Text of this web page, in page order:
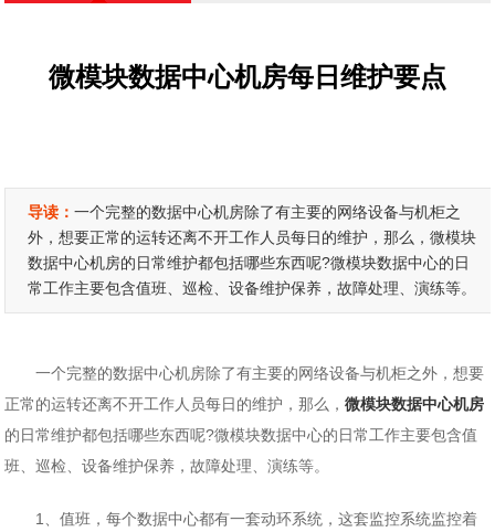
微模块数据中心机房每日维护要点
导读：一个完整的数据中心机房除了有主要的网络设备与机柜之
外，想要正常的运转还离不开工作人员每日的维护，那么，微模块
数据中心机房的日常维护都包括哪些东西呢?微模块数据中心的日
常工作主要包含值班、巡检、设备维护保养，故障处理、演练等。
一个完整的数据中心机房除了有主要的网络设备与机柜之外，想要
正常的运转还离不开工作人员每日的维护，那么，微模块数据中心机房
的日常维护都包括哪些东西呢?微模块数据中心的日常工作主要包含值
班、巡检、设备维护保养，故障处理、演练等。
1、值班，每个数据中心都有一套动环系统，这套监控系统监控着